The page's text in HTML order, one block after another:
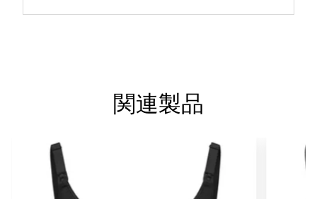
関連製品